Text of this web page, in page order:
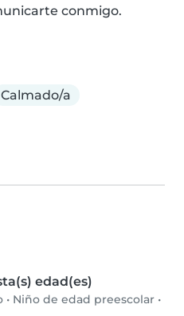
conmigo.
Calmado/a
edad(es)
• Niño de edad preescolar •